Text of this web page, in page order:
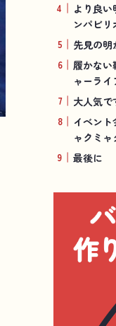
より良
ンパビリ
先見の明
履かない
ャーラ
大人気
イベン
ャクミャ
最後に